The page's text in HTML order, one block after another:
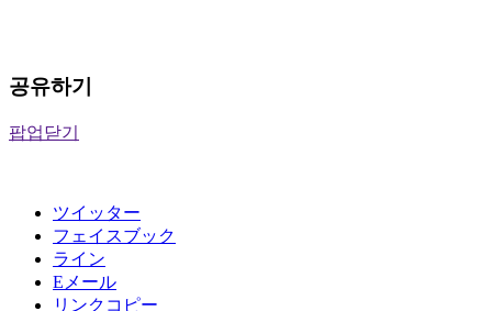
공유하기
팝업닫기
ツイッター
フェイスブック
ライン
Eメール
リンクコピー